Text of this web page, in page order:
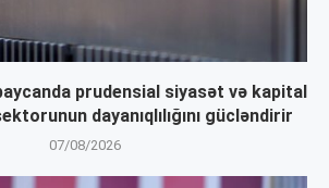
prudensial siyasət və kapital
dayanıqlılığını gücləndirir
07/08/2026